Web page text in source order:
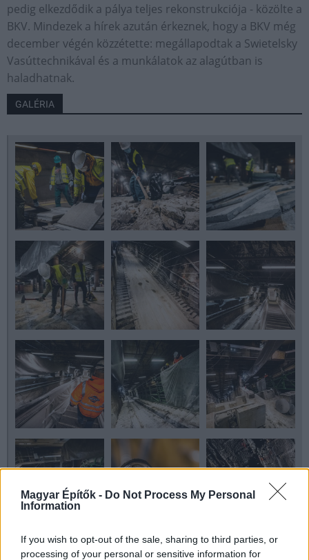
Magyar Építők - Do Not Process My Personal
Information
If you wish to opt-out of the sale, sharing to third parties, or
processing of your personal or sensitive information for
pedig elkezdődik a pálya teljes rekonstrukciója - közölte a
BKV. Mindezek a hírek azután érkeznek, hogy a BKV még
december végén közzétette: megállapodtak a Swietelsky
Vasúttechnikával és a munkálatok az alagútban is
haladhatnak.
GALÉRIA